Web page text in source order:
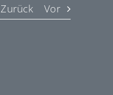
Zurück Vor